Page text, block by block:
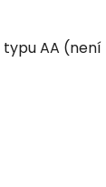
AA (není